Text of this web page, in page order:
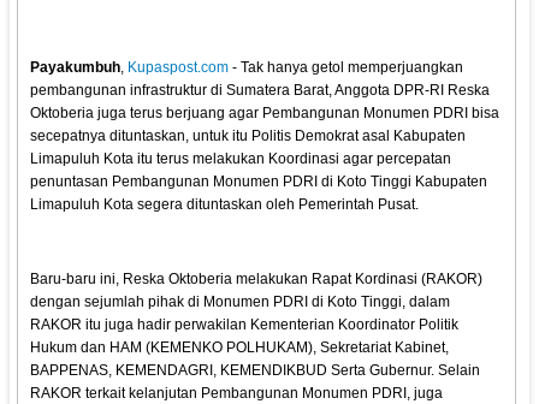
Payakumbuh, Kupaspost.com - Tak hanya getol memperjuangkan
pembangunan infrastruktur di Sumatera Barat, Anggota DPR-RI Reska
Oktoberia juga terus berjuang agar Pembangunan Monumen PDRI bisa
secepatnya dituntaskan, untuk itu Politis Demokrat asal Kabupaten
Limapuluh Kota itu terus melakukan Koordinasi agar percepatan
penuntasan Pembangunan Monumen PDRI di Koto Tinggi Kabupaten
Limapuluh Kota segera dituntaskan oleh Pemerintah Pusat.
Baru-baru ini, Reska Oktoberia melakukan Rapat Kordinasi (RAKOR)
dengan sejumlah pihak di Monumen PDRI di Koto Tinggi, dalam
RAKOR itu juga hadir perwakilan Kementerian Koordinator Politik
Hukum dan HAM (KEMENKO POLHUKAM), Sekretariat Kabinet,
BAPPENAS, KEMENDAGRI, KEMENDIKBUD Serta Gubernur. Selain
RAKOR terkait kelanjutan Pembangunan Monumen PDRI, juga